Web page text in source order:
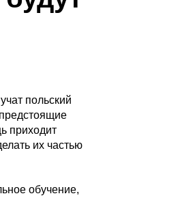
польский
приходит
их частью
обучение,